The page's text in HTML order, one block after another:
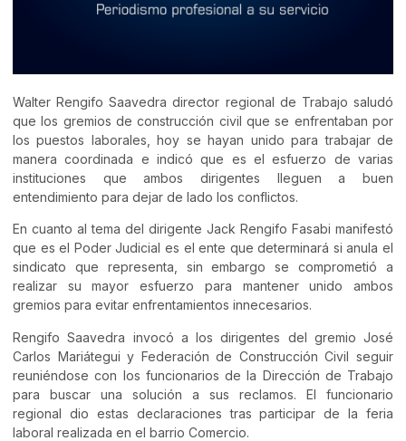
Walter Rengifo Saavedra director regional de Trabajo saludó
que los gremios de construcción civil que se enfrentaban por
los puestos laborales, hoy se hayan unido para trabajar de
manera coordinada e indicó que es el esfuerzo de varias
instituciones que ambos dirigentes lleguen a buen
entendimiento para dejar de lado los conflictos.
En cuanto al tema del dirigente Jack Rengifo Fasabi manifestó
que es el Poder Judicial es el ente que determinará si anula el
sindicato que representa, sin embargo se comprometió a
realizar su mayor esfuerzo para mantener unido ambos
gremios para evitar enfrentamientos innecesarios.
Rengifo Saavedra invocó a los dirigentes del gremio José
Carlos Mariátegui y Federación de Construcción Civil seguir
reuniéndose con los funcionarios de la Dirección de Trabajo
para buscar una solución a sus reclamos. El funcionario
regional dio estas declaraciones tras participar de la feria
laboral realizada en el barrio Comercio.